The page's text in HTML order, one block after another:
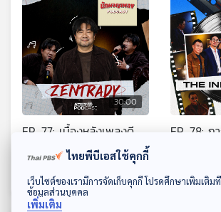
ดาวน์โหลด Thai PBS Podcast Application
30:00
EP. 77: เบื้องหลังเพลงดี
จาก ZENTRADY
นามปากกาที่ไม่เคยตกยุค
EP. 78: ก
นักผจญเพ
ไทยพีบีเอสใช้คุกกี้
เว็บไซต์ของเรามีการจัดเก็บคุกกี้ โปรดศึกษาเพิ่มเติ
ข้อมูลส่วนบุคคล
เพิ่มเติม